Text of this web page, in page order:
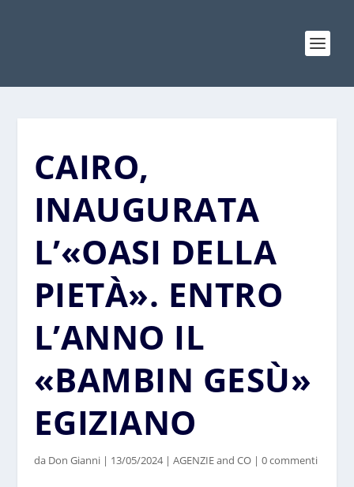
CAIRO,
INAUGURATA
L’«OASI DELLA
PIETÀ». ENTRO
L’ANNO IL
«BAMBIN GESÙ»
EGIZIANO
da Don Gianni| 13/05/2024| AGENZIE and CO| 0 commenti